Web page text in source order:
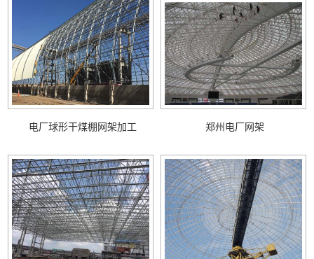
电厂球形干煤棚网架加工 郑州电厂网架